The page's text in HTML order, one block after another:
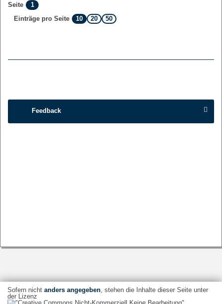
Seite
1
Einträge pro Seite
10 20 50
Feedback
Sofern nicht anders angegeben, stehen die Inhalte dieser Seite unter
der Lizenz